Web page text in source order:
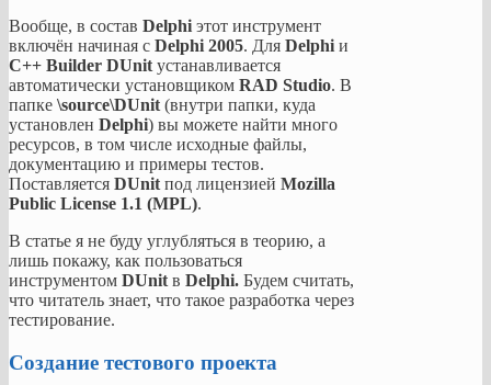
Вообще, в состав Delphi этот инструмент
включён начиная с Delphi 2005. Для Delphi и
C++ Builder DUnitустанавливается
автоматически установщиком RAD Studio. В
папке \source\DUnit(внутри папки, куда
установлен Delphi) вы можете найти много
ресурсов, в том числе исходные файлы,
документацию и примеры тестов.
Поставляется DUnitпод лицензией Mozilla
Public License 1.1 (MPL).
В статье я не буду углубляться в теорию, а
лишь покажу, как пользоваться
инструментом DUnitв Delphi. Будем считать,
что читатель знает, что такое разработка через
тестирование.
Создание тестового проекта